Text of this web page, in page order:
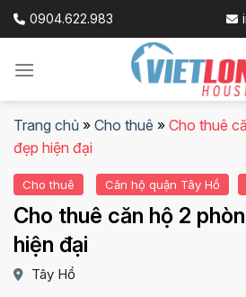
Skip
0904.622.983
Trang chủ » Cho thuê » Cho thuê
đẹp hiện đại
Cho thuê Căn hộ quận Tây Hồ
Cho thuê căn hộ 2
hiện đại
Tây Hồ